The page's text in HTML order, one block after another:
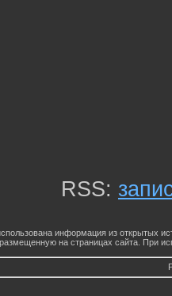
RSS:
информация из открытых
на страницах сайта. При